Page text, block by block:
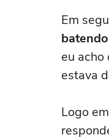
Em
eu acho
estava
Logo